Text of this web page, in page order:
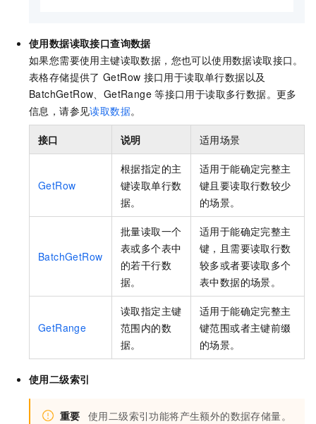
使用数据读取接口查询数据
如果您需要使用主键读取数据，您也可以使用数据读取接口。
表格存储提供了 GetRow 接口用于读取单行数据以及
BatchGetRow、GetRange 等接口用于读取多行数据。更多
信息，请参见读取数据。
接口 说明 适用场景
GetRow
根据指定的主
键读取单行数
据。
适用于能确定完整主
键且要读取行数较少
的场景。
BatchGetRow
批量读取一个
表或多个表中
的若干行数
据。
适用于能确定完整主
键，且需要读取行数
较多或者要读取多个
表中数据的场景。
GetRange
读取指定主键
范围内的数
据。
适用于能确定完整主
键范围或者主键前缀
的场景。
使用二级索引
重要 使用二级索引功能将产生额外的数据存储量。